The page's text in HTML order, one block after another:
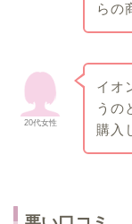
らの
20代女性
イオ
うの
購入